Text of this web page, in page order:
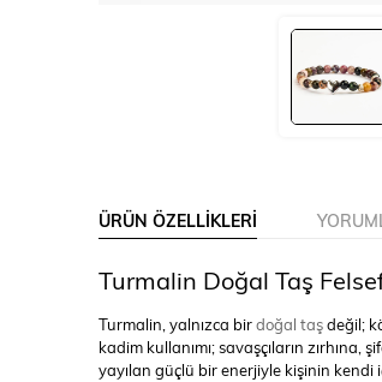
ÜRÜN ÖZELLIKLERI
Turmalin Doğal Taş
Turmalin, yalnızca birdoğal taşdeğil;
kadim kullanımı; savaşçıların
yayılan güçlü bir enerjiyle kişinin kendi